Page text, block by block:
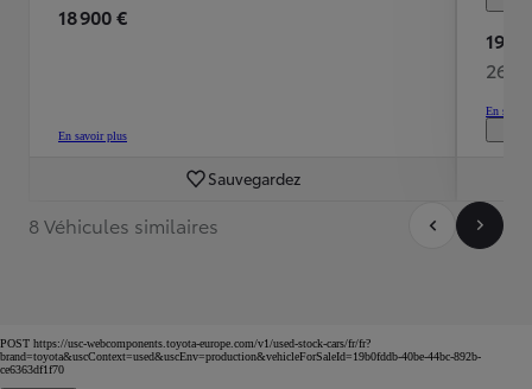
18 900 €
En savoir plus
Sauvegardez
19
269
En
8 Véhicules similaires
POST https://usc-webcomponents.toyota-europe.com/v1/used-stock-cars/fr/fr?
brand=toyota&uscContext=used&uscEnv=production&vehicleForSaleId=19b0fddb-40be-44bc-892b-
ce6363df1f70